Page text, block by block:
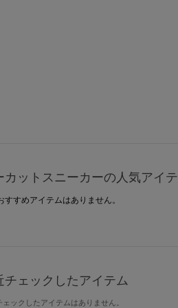
カットスニーカーの人気アイ
すすめアイテムはありません。
チェックしたアイテム
ェックしたアイテムはありません。